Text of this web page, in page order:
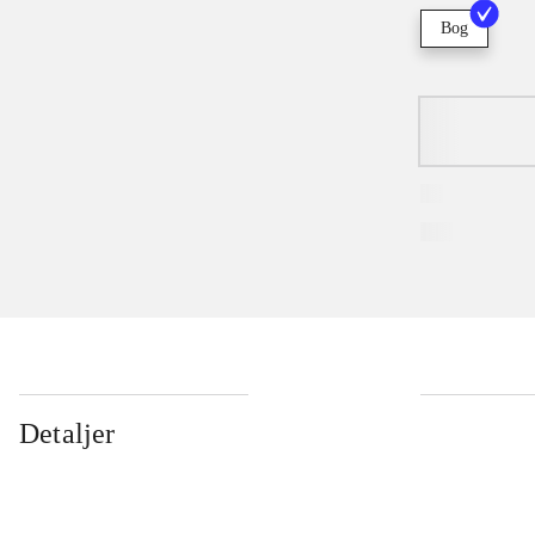
Bog
Detaljer